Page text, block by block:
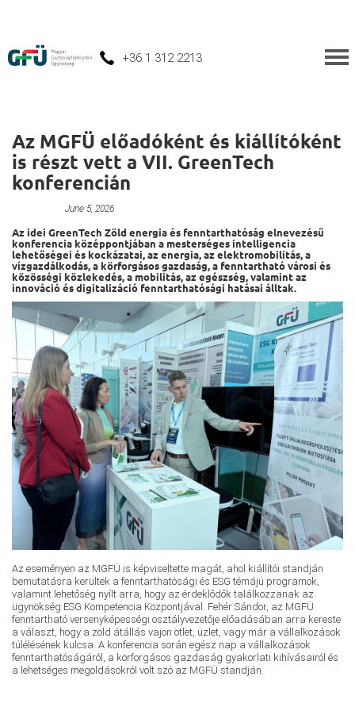
+36 1 312 2213
Az MGFÜ előadóként és kiállítóként
is részt vett a VII. GreenTech
konferencián
June 5, 2026
Az idei GreenTech Zöld energia és fenntarthatóság elnevezésű
konferencia középpontjában a mesterséges intelligencia
lehetőségei és kockázatai, az energia, az elektromobilitás, a
vízgazdálkodás, a körforgásos gazdaság, a fenntartható városi és
közösségi közlekedés, a mobilitás, az egészség, valamint az
innováció és digitalizáció fenntarthatósági hatásai álltak.
Az eseményen az MGFÜ is képviseltette magát, ahol kiállítói standján
bemutatásra kerültek a fenntarthatósági és ESG témájú programok,
valamint lehetőség nyílt arra, hogy az érdeklődők találkozzanak az
ügynökség ESG Kompetencia Központjával. Fehér Sándor, az MGFÜ
fenntartható versenyképességi osztályvezetője előadásában arra kereste
a választ, hogy a zöld átállás vajon ötlet, üzlet, vagy már a vállalkozások
túlélésének kulcsa. A konferencia során egész nap a vállalkozások
fenntarthatóságáról, a körforgásos gazdaság gyakorlati kihívásairól és
a lehetséges megoldásokról volt szó az MGFÜ standján.